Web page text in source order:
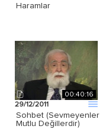
Haramlar
00:40:16
29/12/2011
Sohbet (Sevmeyenler
Mutlu Değillerdir)